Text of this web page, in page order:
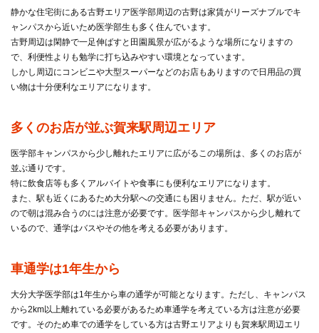
静かな住宅街にある古野エリア医学部周辺の古野は家賃がリーズナブルでキ
ャンパスから近いため医学部生も多く住んでいます。
古野周辺は閑静で一足伸ばすと田園風景が広がるような場所になりますの
で、利便性よりも勉学に打ち込みやすい環境となっています。
しかし周辺にコンビニや大型スーパーなどのお店もありますので日用品の買
い物は十分便利なエリアになります。
多くのお店が並ぶ賀来駅周辺エリア
医学部キャンパスから少し離れたエリアに広がるこの場所は、多くのお店が
並ぶ通りです。
特に飲食店等も多くアルバイトや食事にも便利なエリアになります。
また、駅も近くにあるため大分駅への交通にも困りません。ただ、駅が近い
ので朝は混み合うのには注意が必要です。医学部キャンパスから少し離れて
いるので、通学はバスやその他を考える必要があります。
車通学は1年生から
大分大学医学部は1年生から車の通学が可能となります。ただし、キャンパス
から2km以上離れている必要があるため車通学を考えている方は注意が必要
です。そのため車での通学をしている方は古野エリアよりも賀来駅周辺エリ